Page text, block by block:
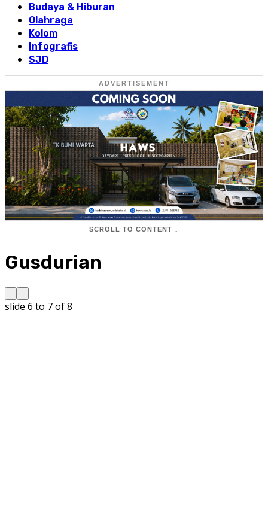
Budaya & Hiburan
Olahraga
Kolom
Infografis
SJD
ADVERTISEMENT
SCROLL TO CONTENT ↓
Gusdurian
slide 6 to 7of 8